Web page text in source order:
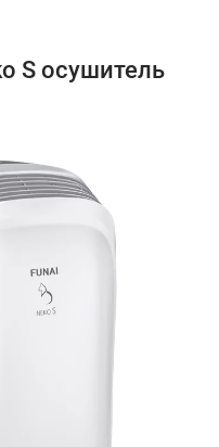
S осушитель